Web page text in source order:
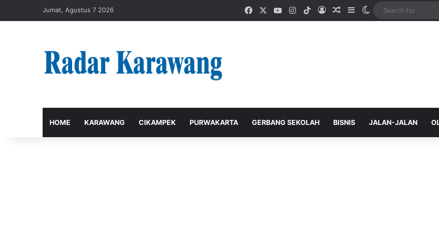
Jumat, Agustus 7 2026 FacebookYouTubeInstagram
TikTokLog InRandom Article
SidebarSwitch skin
HOME KARAWANG CIKAMPEK PURWAKARTA GERBANG SEKOLAH BISNIS JALAN-JALAN